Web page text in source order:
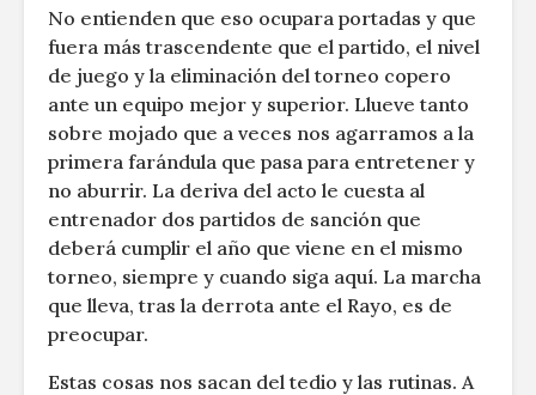
No entienden que eso ocupara portadas y que
fuera más trascendente que el partido, el nivel
de juego y la eliminación del torneo copero
ante un equipo mejor y superior. Llueve tanto
sobre mojado que a veces nos agarramos a la
primera farándula que pasa para entretener y
no aburrir. La deriva del acto le cuesta al
entrenador dos partidos de sanción que
deberá cumplir el año que viene en el mismo
torneo, siempre y cuando siga aquí. La marcha
que lleva, tras la derrota ante el Rayo, es de
preocupar.
Estas cosas nos sacan del tedio y las rutinas. A